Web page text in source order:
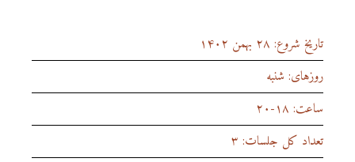
تاریخ شروع: ۲۸ بهمن ۱۴۰۲
روزهای: شنبه
ساعت: ۱۸-۲۰
تعداد کل جلسات: ۳